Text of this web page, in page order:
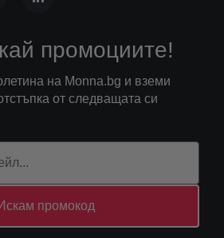
промоциите!
на Monna.bg и вземи
от следващата си
промокод